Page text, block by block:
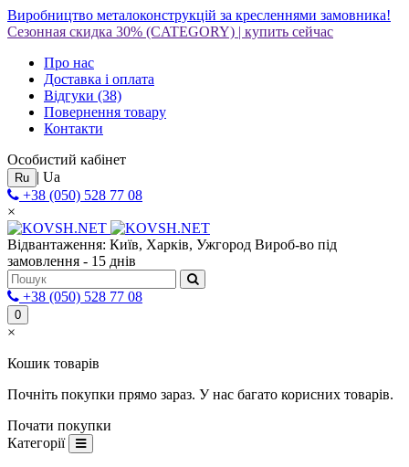
Виробництво металоконструкцій за кресленнями замовника!
Сезонная скидка 30% (CATEGORY) | купить сейчас
Про нас
Доставка і оплата
Відгуки (38)
Повернення товару
Контакти
Особистий кабінет
Ru | Ua
+38 (050) 528 77 08
×
Відвантаження: Київ, Харків, Ужгород Вироб-во під
замовлення - 15 днів
+38 (050) 528 77 08
0
×
Кошик товарів
Почніть покупки прямо зараз. У нас багато корисних товарів.
Почати покупки
Категорії